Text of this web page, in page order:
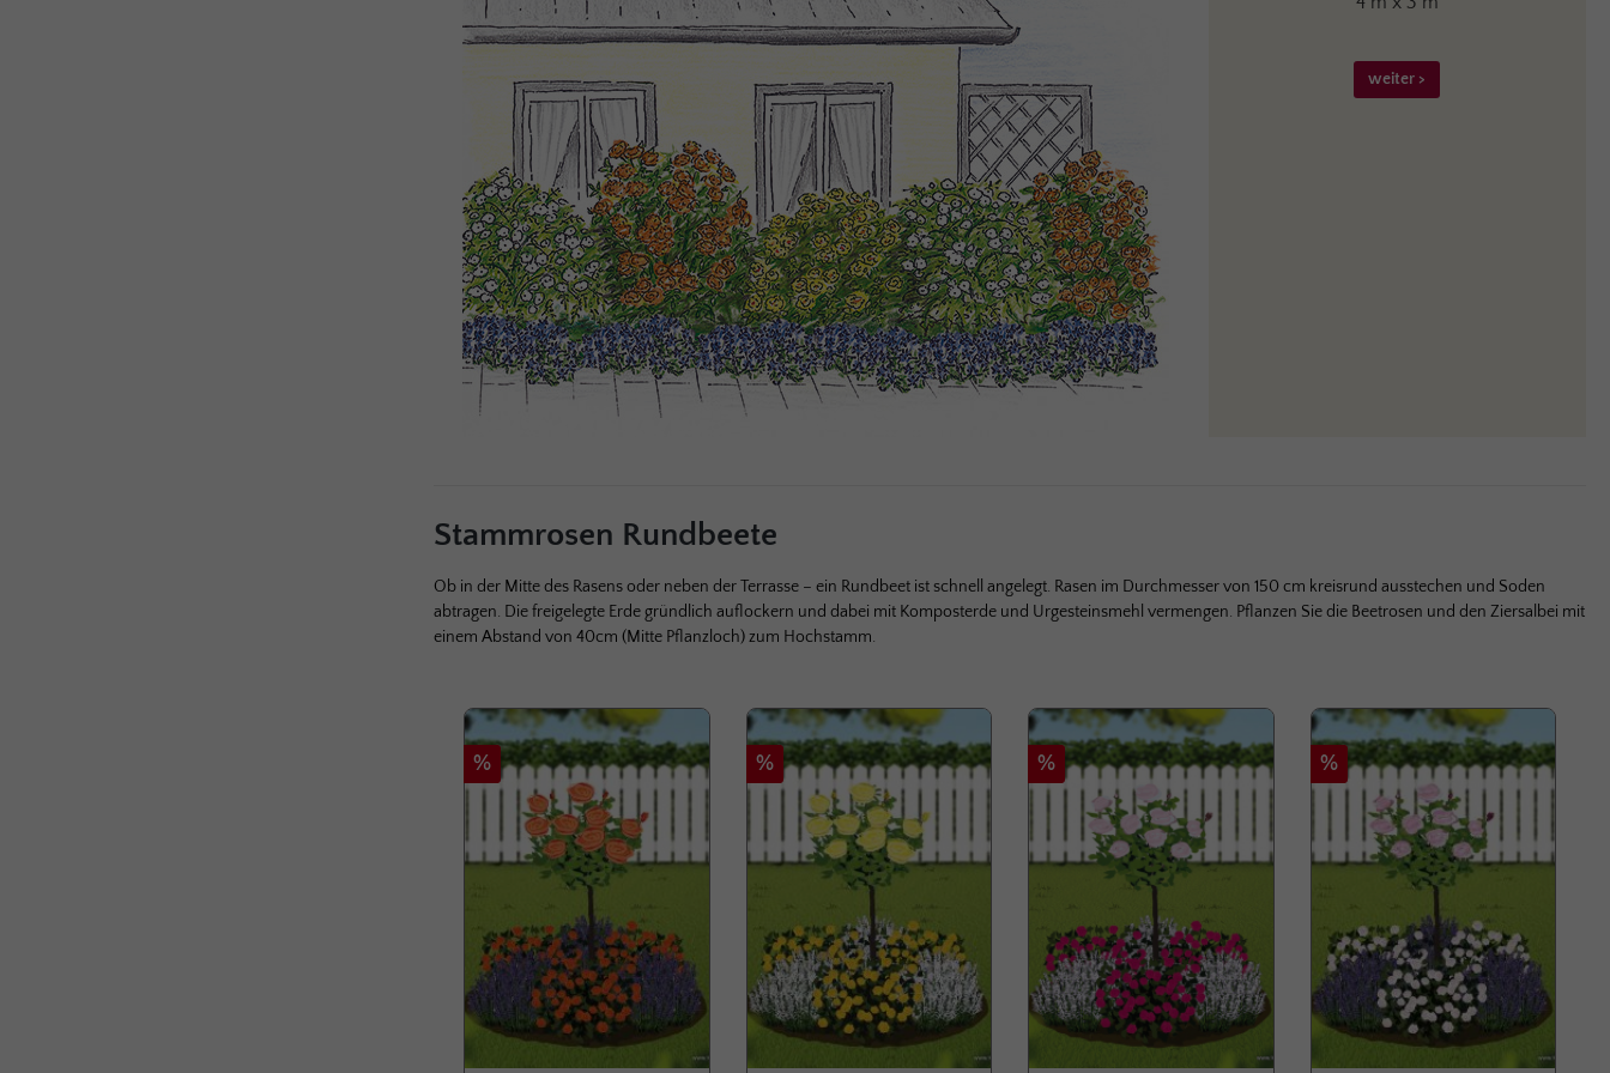
weiter >
Stammrosen Rundbeete
Ob in der Mitte des Rasens oder neben der Terrasse – ein Rundbeet ist schnell angelegt. Rasen im Durchmesser von 150 cm kreisrund ausstechen und Soden
abtragen. Die freigelegte Erde gründlich auflockern und dabei mit Komposterde und Urgesteinsmehl vermengen. Pflanzen Sie die Beetrosen und den Ziersalbei mit
einem Abstand von 40cm (Mitte Pflanzloch) zum Hochstamm.
Produktgalerie überspringen
Rabatt
% Rabatt
% Rabatt
% Rabatt
%